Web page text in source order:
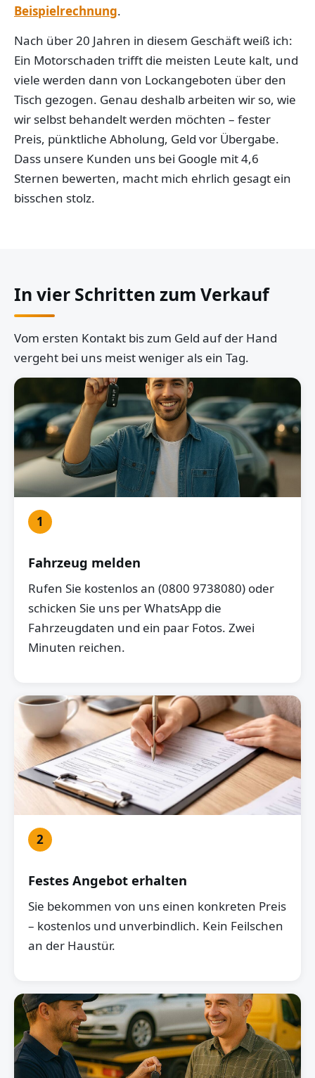
Beispielrechnung.
Nach über 20 Jahren in diesem Geschäft weiß ich:
Ein Motorschaden trifft die meisten Leute kalt, und
viele werden dann von Lockangeboten über den
Tisch gezogen. Genau deshalb arbeiten wir so, wie
wir selbst behandelt werden möchten – fester
Preis, pünktliche Abholung, Geld vor Übergabe.
Dass unsere Kunden uns bei Google mit 4,6
Sternen bewerten, macht mich ehrlich gesagt ein
bisschen stolz.
In vier Schritten zum Verkauf
Vom ersten Kontakt bis zum Geld auf der Hand
vergeht bei uns meist weniger als ein Tag.
1
Fahrzeug melden
Rufen Sie kostenlos an (0800 9738080) oder
schicken Sie uns per WhatsApp die
Fahrzeugdaten und ein paar Fotos. Zwei
Minuten reichen.
2
Festes Angebot erhalten
Sie bekommen von uns einen konkreten Preis
– kostenlos und unverbindlich. Kein Feilschen
an der Haustür.